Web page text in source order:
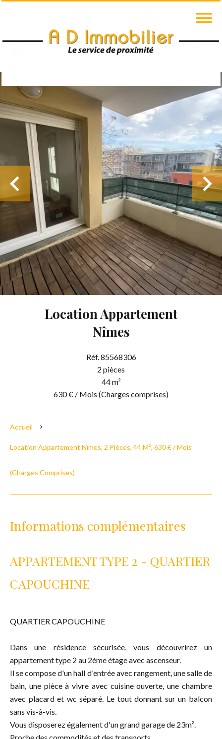
Location Appartement
Nîmes
Réf. 85568306
2 pièces
44 m²
630 € / Mois (Charges comprises)
Accueil
Location Appartement Nîmes, 2 Pièces, 44 M², 630 € / Mois
(Charges Comprises)
Informations complémentaires
APPARTEMENT TYPE 2 - QUARTIER
CAPOUCHINE
QUARTIER CAPOUCHINE
Dans une résidence sécurisée, vous découvrirez un
appartement type 2 au 2ème étage avec ascenseur.
Il se compose d'un hall d'entrée avec rangement, une salle de
bain, une pièce à vivre avec cuisine ouverte, une chambre
avec placard et wc séparé. Le tout donnant sur un balcon
sans vis-à-vis.
Vous disposerez également d'un grand garage de 23m².